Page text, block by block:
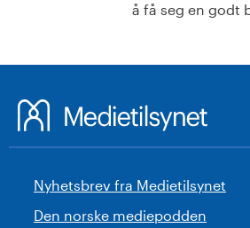
å få seg en godt
Nyhetsbrev fra Medietilsynet
Den norske mediepodden